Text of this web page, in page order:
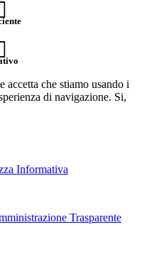
che stiamo usando i
di navigazione. Si,
Informativa
Trasparente